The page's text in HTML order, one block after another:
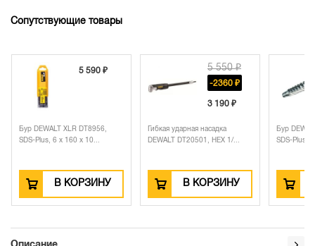
Сопутствующие товары
5 590 ₽
Бур DEWALT XLR DT8956,
SDS-Plus, 6 x 160 x 10...
В КОРЗИНУ
5 550 ₽
-2360 ₽
3 190 ₽
Гибкая ударная насадка
DEWALT DT20501, HEX 1/...
В КОРЗИНУ
Бур
SDS-Plus,